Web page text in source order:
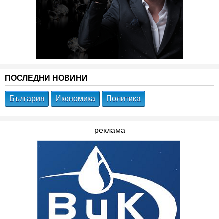
ПОСЛЕДНИ НОВИНИ
България Икономика Политика
реклама